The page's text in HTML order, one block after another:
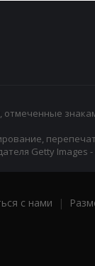
Getty Images
с нами |